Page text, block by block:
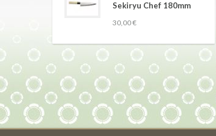
Sekiryu Chef 180mm
30,00 €